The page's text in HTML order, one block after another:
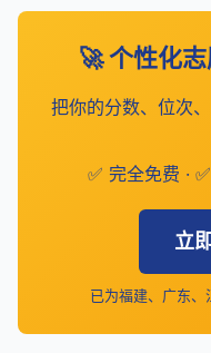
🚀 个性化
把你的分数、位次
✅ 完全免费 ·
立
已为福建、广东